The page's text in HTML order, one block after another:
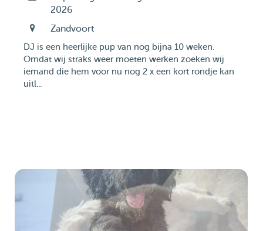
2026
Zandvoort
DJ is een heerlijke pup van nog bijna 10 weken.
Omdat wij straks weer moeten werken zoeken wij
iemand die hem voor nu nog 2 x een kort rondje kan
uitl...